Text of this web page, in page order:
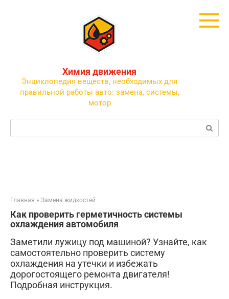
Химия движения
Энциклопедия веществ, необходимых для
правильной работы авто: замена, системы,
мотор
Поиск:
Главная » Замена жидкостей
Как проверить герметичность системы
охлаждения автомобиля
Заметили лужицу под машиной? Узнайте, как
самостоятельно проверить систему
охлаждения на утечки и избежать
дорогостоящего ремонта двигателя!
Подробная инструкция.